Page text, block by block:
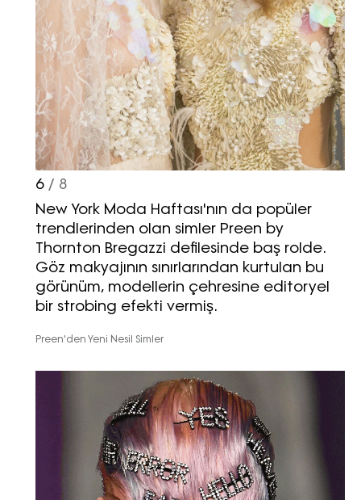
6/ 8
New York Moda Haftası'nın da popüler
trendlerinden olan simler Preen by
Thornton Bregazzi defilesinde baş rolde.
Göz makyajının sınırlarından kurtulan bu
görünüm, modellerin çehresine editoryel
bir strobing efekti vermiş.
Preen'den Yeni Nesil Simler